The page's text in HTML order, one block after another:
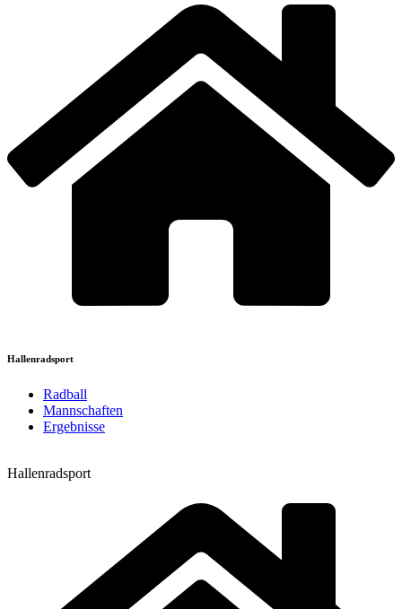
Hallenradsport
Radball
Mannschaften
Ergebnisse
Hallenradsport